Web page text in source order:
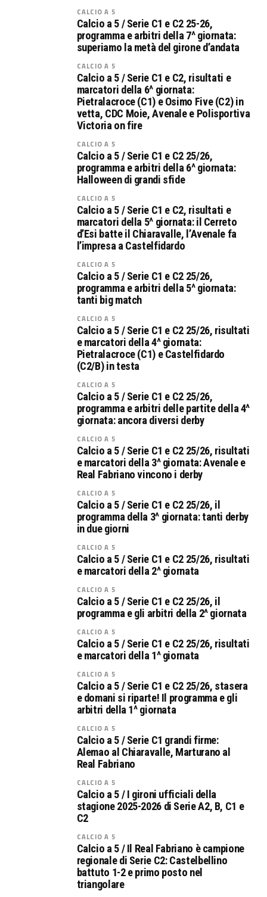
CALCIO A 5
Calcio a 5 / Serie C1 e C2 25-26,
programma e arbitri della 7^ giornata:
superiamo la metà del girone d’andata
CALCIO A 5
Calcio a 5 / Serie C1 e C2, risultati e
marcatori della 6^ giornata:
Pietralacroce (C1) e Osimo Five (C2) in
vetta, CDC Moie, Avenale e Polisportiva
Victoria on fire
CALCIO A 5
Calcio a 5 / Serie C1 e C2 25/26,
programma e arbitri della 6^ giornata:
Halloween di grandi sfide
CALCIO A 5
Calcio a 5 / Serie C1 e C2, risultati e
marcatori della 5^ giornata: il Cerreto
d’Esi batte il Chiaravalle, l’Avenale fa
l’impresa a Castelfidardo
CALCIO A 5
Calcio a 5 / Serie C1 e C2 25/26,
programma e arbitri della 5^ giornata:
tanti big match
CALCIO A 5
Calcio a 5 / Serie C1 e C2 25/26, risultati
e marcatori della 4^ giornata:
Pietralacroce (C1) e Castelfidardo
(C2/B) in testa
CALCIO A 5
Calcio a 5 / Serie C1 e C2 25/26,
programma e arbitri delle partite della 4^
giornata: ancora diversi derby
CALCIO A 5
Calcio a 5 / Serie C1 e C2 25/26, risultati
e marcatori della 3^ giornata: Avenale e
Real Fabriano vincono i derby
CALCIO A 5
Calcio a 5 / Serie C1 e C2 25/26, il
programma della 3^ giornata: tanti derby
in due giorni
CALCIO A 5
Calcio a 5 / Serie C1 e C2 25/26, risultati
e marcatori della 2^ giornata
CALCIO A 5
Calcio a 5 / Serie C1 e C2 25/26, il
programma e gli arbitri della 2^ giornata
CALCIO A 5
Calcio a 5 / Serie C1 e C2 25/26, risultati
e marcatori della 1^ giornata
CALCIO A 5
Calcio a 5 / Serie C1 e C2 25/26, stasera
e domani si riparte! Il programma e gli
arbitri della 1^ giornata
CALCIO A 5
Calcio a 5 / Serie C1 grandi firme:
Alemao al Chiaravalle, Marturano al
Real Fabriano
CALCIO A 5
Calcio a 5 / I gironi ufficiali della
stagione 2025-2026 di Serie A2, B, C1 e
C2
CALCIO A 5
Calcio a 5 / Il Real Fabriano è campione
regionale di Serie C2: Castelbellino
battuto 1-2 e primo posto nel
triangolare